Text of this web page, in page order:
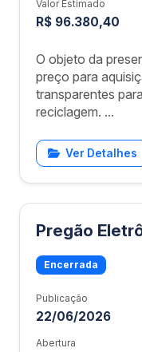
Valor Estimado
R$ 96.380,40
O objeto da
preço para
transparentes
reciclagem. ...
Ver Detalhes
Pregão
Encerrada
Publicação
22/06/2026
Abertura